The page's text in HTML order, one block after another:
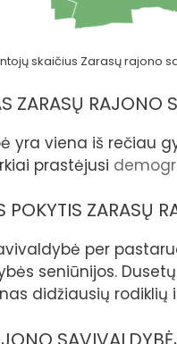
skaičius Zarasų rajono
ZARASŲ RAJONO
yra viena iš rečiau
prastėjusi
ZARASŲ
per
seniūnijos.
didžiausių rodiklių